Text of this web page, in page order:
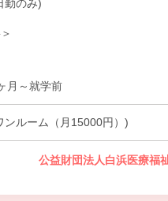
勤のみ)
月～就学前
ンルーム（月15000円）)
公益財団法人白浜医療福